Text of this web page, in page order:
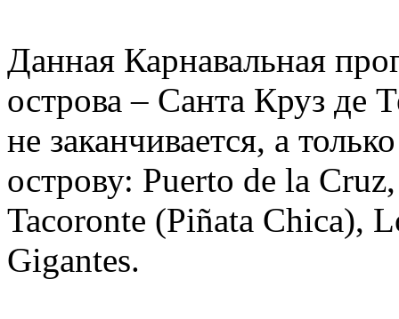
Данная Карнавальная
острова – Санта Круз де
не заканчивается, а
острову: Puerto de la
Tacoronte (Piñata Chica),
Gigantes.